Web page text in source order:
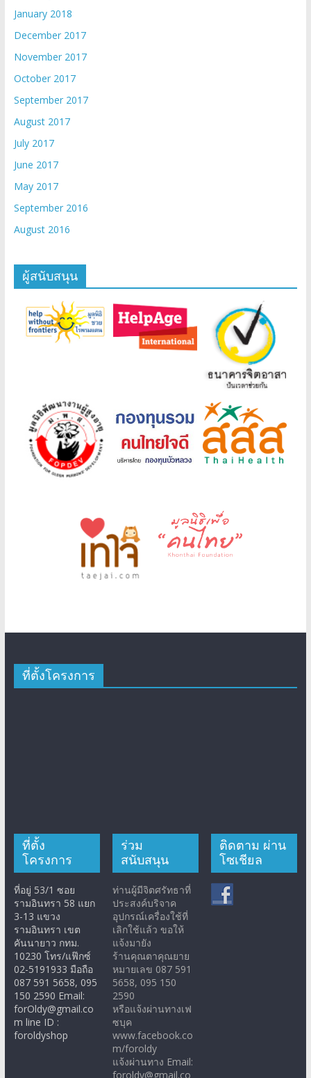
January 2018
December 2017
November 2017
October 2017
September 2017
August 2017
July 2017
June 2017
May 2017
September 2016
August 2016
ผู้สนับสนุน
ที่ตั้งโครงการ
ที่ตั้ง
โครงการ
ที่อยู่ 53/1 ซอย
รามอินทรา 58 แยก
3-13 แขวง
รามอินทรา เขต
คันนายาว กทม.
10230 โทร/แฟ๊กซ์
02-5191933 มือถือ
087 591 5658, 095
150 2590 Email:
forOldy@gmail.co
m line ID :
foroldyshop
ร่วม
สนับสนุน
ท่านผู้มีจิตศรัทธาที่
ประสงค์บริจาค
อุปกรณ์เครื่องใช้ที่
เลิกใช้แล้ว ขอให้
แจ้งมายัง
ร้านคุณตาคุณยาย
หมายเลข 087 591
5658, 095 150
2590
หรือแจ้งผ่านทางเฟ
ซบุค
www.facebook.co
m/foroldy
แจ้งผ่านทาง Email:
foroldy@gmail.co
ติดตาม ผ่าน
โซเชียล